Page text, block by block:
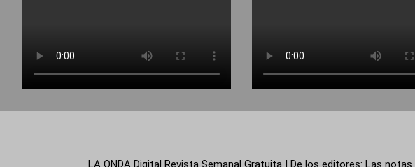
LA ONDA Digital Revista Semanal Gratuita | De los editores: Las